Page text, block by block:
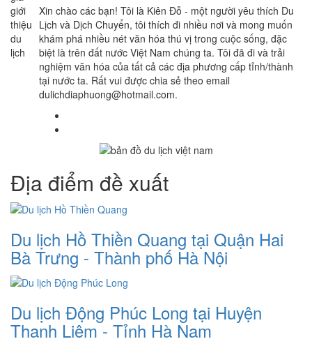
Xin chào các bạn! Tôi là Kiên Đỗ - một người yêu thích Du
Lịch và Dịch Chuyển, tôi thích đi nhiều nơi và mong muốn
khám phá nhiều nét văn hóa thú vị trong cuộc sống, đặc
biệt là trên đất nước Việt Nam chúng ta. Tôi đã đi và trải
nghiệm văn hóa của tất cả các địa phương cấp tỉnh/thành
tại nước ta. Rất vui được chia sẻ theo email
dulichdiaphuong@hotmail.com.
Địa điểm đề xuất
Du lịch Hồ Thiền Quang tại Quận Hai
Bà Trưng - Thành phố Hà Nội
Du lịch Động Phúc Long tại Huyện
Thanh Liêm - Tỉnh Hà Nam